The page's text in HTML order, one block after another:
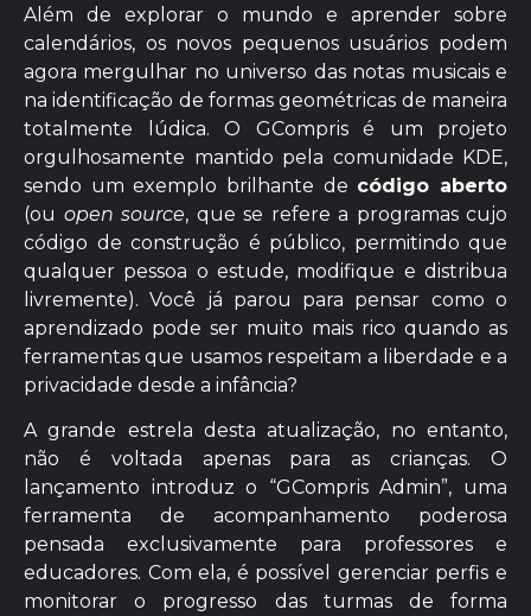
Além de explorar o mundo e aprender sobre
calendários, os novos pequenos usuários podem
agora mergulhar no universo das notas musicais e
na identificação de formas geométricas de maneira
totalmente lúdica. O GCompris é um projeto
orgulhosamente mantido pela comunidade KDE,
sendo um exemplo brilhante de código aberto
(ou open source, que se refere a programas cujo
código de construção é público, permitindo que
qualquer pessoa o estude, modifique e distribua
livremente). Você já parou para pensar como o
aprendizado pode ser muito mais rico quando as
ferramentas que usamos respeitam a liberdade e a
privacidade desde a infância?
A grande estrela desta atualização, no entanto,
não é voltada apenas para as crianças. O
lançamento introduz o “GCompris Admin”, uma
ferramenta de acompanhamento poderosa
pensada exclusivamente para professores e
educadores. Com ela, é possível gerenciar perfis e
monitorar o progresso das turmas de forma